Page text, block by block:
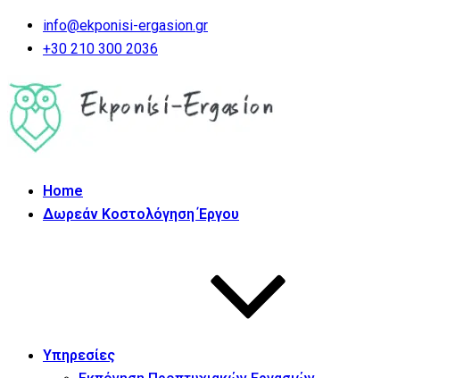
info@ekponisi-ergasion.gr
+30 210 300 2036
Home
Δωρεάν Κοστολόγηση Έργου
Υπηρεσίες